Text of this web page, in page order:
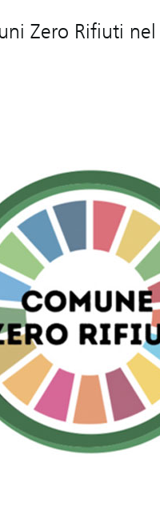
Zero Rifiuti